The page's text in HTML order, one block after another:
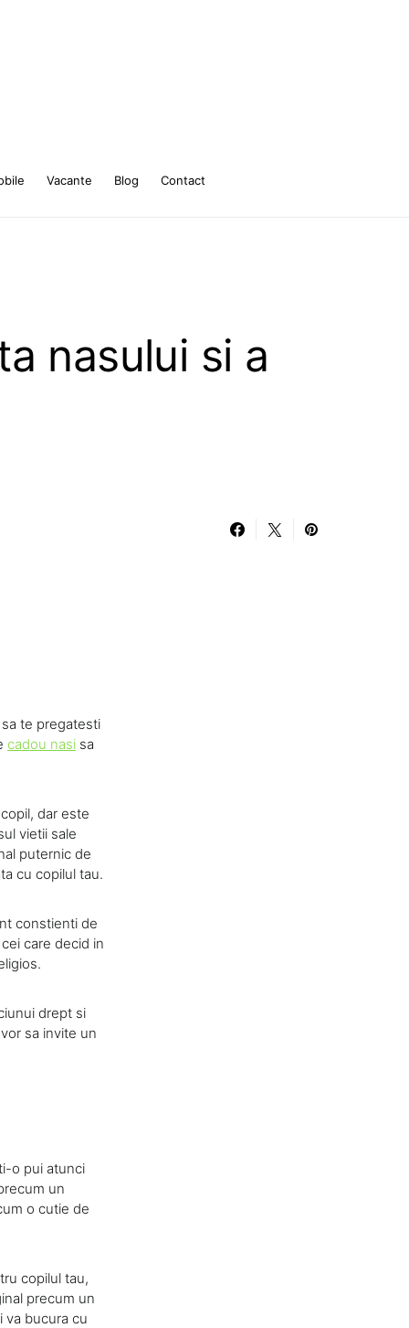
Vacante Blog Contact
nasului si a
te pregatesti
cadou nasi sa
dar este
vietii sale
puternic de
cu copilul tau.
constienti de
care decid in
drept si
sa invite un
o pui atunci
un
o cutie de
copilul tau,
precum un
va bucura cu